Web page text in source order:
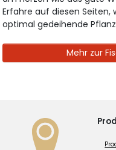
Erfahre auf diesen Seiten,
optimal gedeihende
Mehr zur